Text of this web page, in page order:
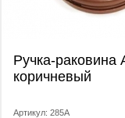
Ручка-раковина
коричневый
Артикул: 285А